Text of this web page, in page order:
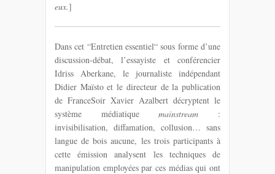
eux.]
Dans cet “Entretien essentiel“ sous forme d’une
discussion-débat, l’essayiste et conférencier
Idriss Aberkane, le journaliste indépendant
Didier Maïsto et le directeur de la publication
de FranceSoir Xavier Azalbert décryptent le
système médiatiquemainstream :
invisibilisation, diffamation, collusion… sans
langue de bois aucune, les trois participants à
cette émission analysent les techniques de
manipulation employées par ces médias qui ont